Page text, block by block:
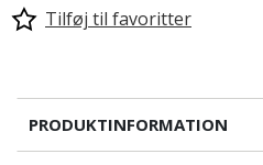
Tilføj til favoritter
PRODUKTINFORMATION